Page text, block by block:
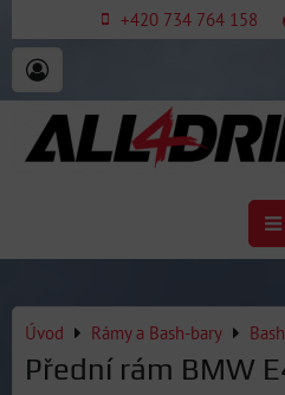
+420 734 764 158
Úvod Rámy a Bash-bary
Přední rám BMW